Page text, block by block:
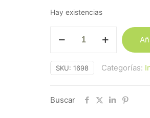
Hay existencias
Aroma
Salvia
Romero
SKU: 1698 Categorías:
Buscar